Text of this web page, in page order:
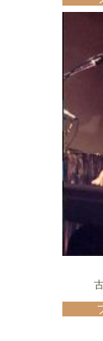
11歳の
ング
でト
洗足
学し演
トロン
本治、
雅彦に
2010年
の首席
学生の
村田と
翌年CD
現在、
ョンリ
傍ら、
ONE
でメ
動中。